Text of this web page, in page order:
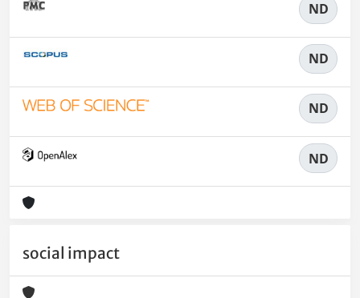
ND
ND
ND
ND
social impact